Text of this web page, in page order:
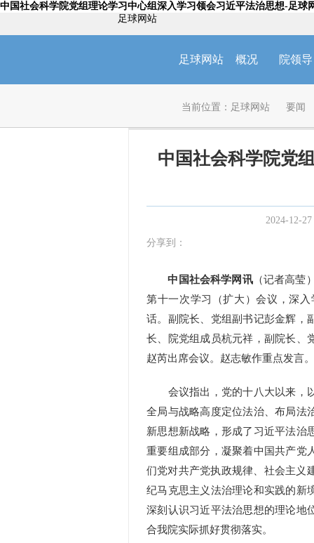
中国社会科学院党组理论学习中心组深入学习领会习近平法治思想-足球
足球网站
足球网站 概况 院领导
当前位置： 足球网站 要闻
中国社会科学院党
2024-12-27
分享到：
中国社会科学网讯（记者高莹
第十一次学习（扩大）会议，深
话。副院长、党组副书记彭金辉，
长、院党组成员杭元祥，副院长、
赵芮出席会议。赵志敏作重点发言。
会议指出，党的十八大以来，以
全局与战略高度定位法治、布局法
新思想新战略，形成了习近平法治
重要组成部分，凝聚着中国共产党
们党对共产党执政规律、社会主义
纪马克思主义法治理论和实践的新
深刻认识习近平法治思想的理论地
合我院实际抓好贯彻落实。